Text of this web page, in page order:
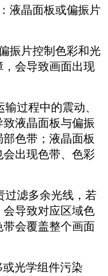
液晶面板或偏振片
振片控制色彩和光
会导致画面出现
过程中的震动、
液晶面板与偏振
色带；液晶面板
出现色带、色彩
过滤多余光线，若
导致对应区域色
会覆盖整个画面
或光学组件污染